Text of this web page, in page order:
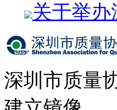
关于举
深圳市质量